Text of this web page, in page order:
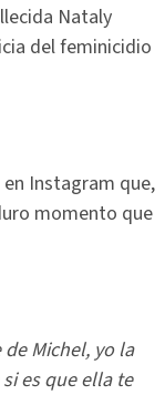
Nataly
del feminicidio
Instagram que,
momento que
Michel, yo la
es que ella te